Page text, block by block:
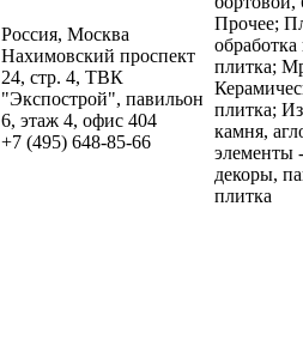
Россия, Москва
Нахимовский проспект
24, стр. 4, ТВК
"Экспострой", павильон
6, этаж 4, офис 404
+7 (495) 648-85-66
Прочее;
плитка;
плитка;
камня,
элементы
декоры,
плитка